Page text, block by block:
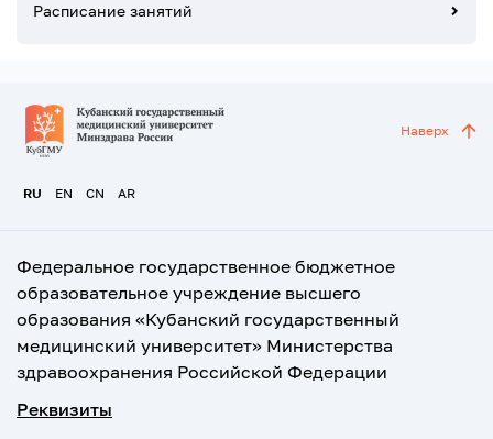
Расписание занятий
RU EN CN AR
Наверх
Федеральное государственное бюджетное
образовательное учреждение высшего
образования «Кубанский государственный
медицинский университет» Министерства
здравоохранения Российской Федерации
Реквизиты